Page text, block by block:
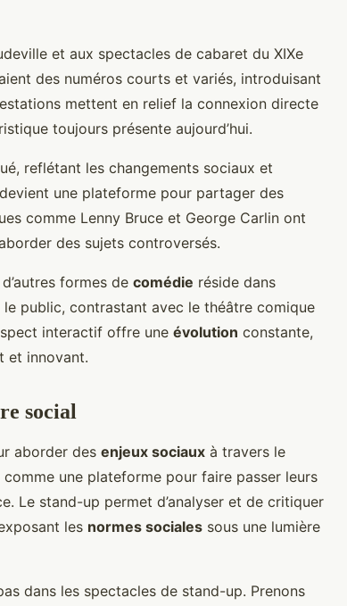
et aux spectacles de cabaret du XIXe
des numéros courts et variés, introduisant
mettent en relief la connexion directe
toujours présente aujourd’hui.
reflétant les changements sociaux et
une plateforme pour partager des
comme Lenny Bruce et George Carlin ont
des sujets controversés.
formes de comédie réside dans
public, contrastant avec le théâtre comique
interactif offre une évolution constante,
et innovant.
social
aborder des enjeux sociaux à travers le
une plateforme pour faire passer leurs
Le stand-up permet d’analyser et de critiquer
les normes sociales sous une lumière
dans les spectacles de stand-up. Prenons